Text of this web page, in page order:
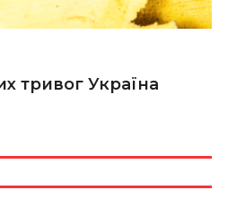
тривог Україна